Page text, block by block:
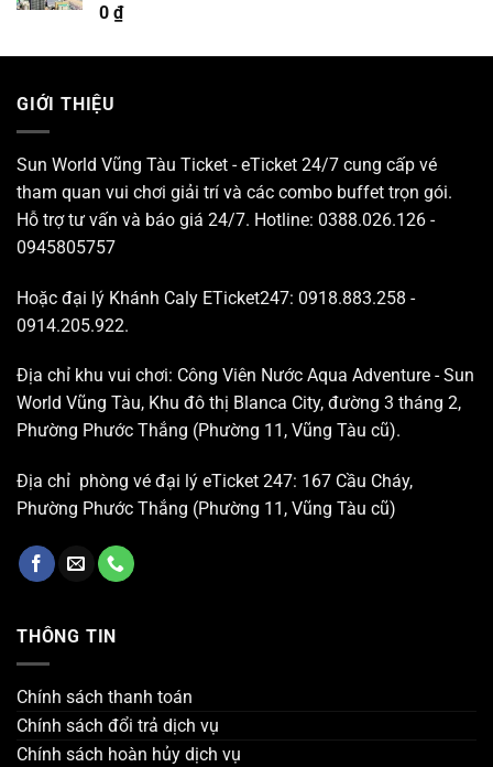
Được xếp
hạng
0 ₫
GIỚI THIỆU
Sun World Vũng Tàu Ticket - eTicket 24/7 cung cấp vé
tham quan vui chơi giải trí và các combo buffet trọn gói.
Hỗ trợ tư vấn và báo giá 24/7. Hotline: 0388.026.126 -
0945805757
Hoặc đại lý Khánh Caly ETicket247: 0918.883.258 -
0914.205.922.
Địa chỉ khu vui chơi: Công Viên Nước Aqua Adventure - Sun
World Vũng Tàu, Khu đô thị Blanca City, đường 3 tháng 2,
Phường Phước Thắng (Phường 11, Vũng Tàu cũ).
Địa chỉ phòng vé đại lý eTicket 247: 167 Cầu Cháy,
Phường Phước Thắng (Phường 11, Vũng Tàu cũ)
THÔNG TIN
Chính sách thanh toán
Chính sách đổi trả dịch vụ
Chính sách hoàn hủy dịch vụ